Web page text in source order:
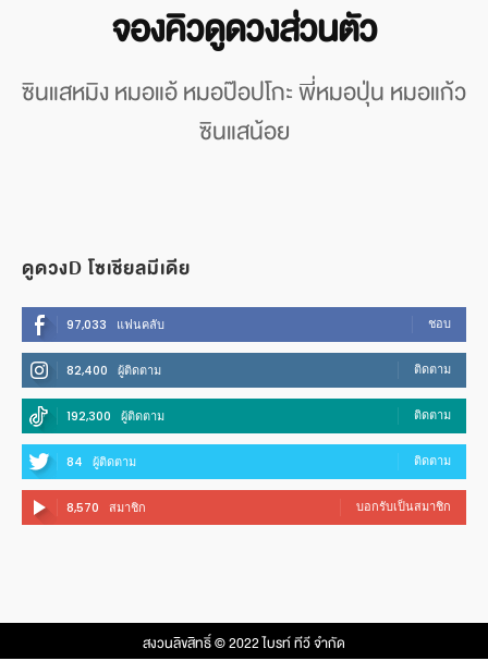
จองคิวดูดวงส่วนตัว
ซินแสหมิง หมอแอ้ หมอป๊อปโกะ พี่หมอปุ่น หมอแก้ว
ซินแสน้อย
ดูดวงD โซเชียลมีเดีย
97,033 แฟนคลับ ชอบ
82,400 ผู้ติดตาม ติดตาม
192,300 ผู้ติดตาม ติดตาม
84 ผู้ติดตาม ติดตาม
8,570 สมาชิก บอกรับเป็นสมาชิก
สงวนลิขสิทธิ์ © 2022 ไบรท์ ทีวี จํากัด